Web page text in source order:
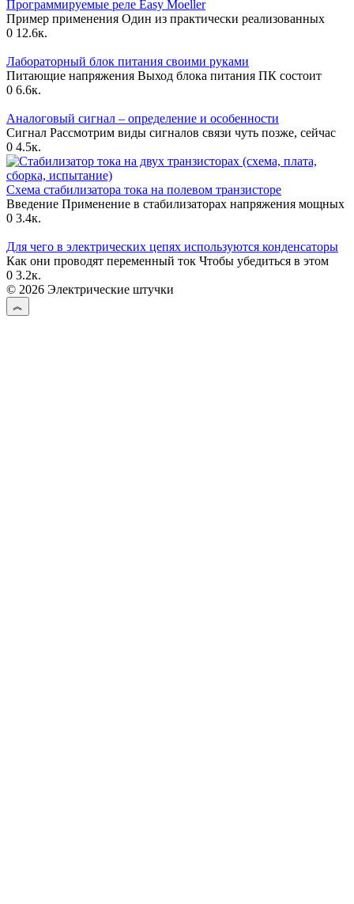
Программируемые реле Еasy Moeller
Пример применения Один из практически реализованных
0 12.6к.
Лабораторный блок питания своими руками
Питающие напряжения Выход блока питания ПК состоит
0 6.6к.
Аналоговый сигнал – определение и особенности
Сигнал Рассмотрим виды сигналов связи чуть позже, сейчас
0 4.5к.
Схема стабилизатора тока на полевом транзисторе
Введение Применение в стабилизаторах напряжения мощных
0 3.4к.
Для чего в электрических цепях используются конденсаторы
Как они проводят переменный ток Чтобы убедиться в этом
0 3.2к.
© 2026 Электрические штучки